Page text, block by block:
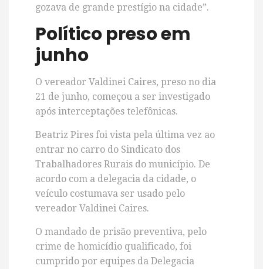
gozava de grande prestígio na cidade”.
Político preso em
junho
O vereador Valdinei Caires, preso no dia
21 de junho, começou a ser investigado
após interceptações telefônicas.
Beatriz Pires foi vista pela última vez ao
entrar no carro do Sindicato dos
Trabalhadores Rurais do município. De
acordo com a delegacia da cidade, o
veículo costumava ser usado pelo
vereador Valdinei Caires.
O mandado de prisão preventiva, pelo
crime de homicídio qualificado, foi
cumprido por equipes da Delegacia